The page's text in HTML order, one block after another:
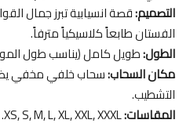
التصميم:قصة انسيابية تبرز جمال
الفستان طابعاً كلاسيكياً مترفاً.
الطول:طويل كامل (يناسب طول المودل
مكان السحاب:سحاب خلفي مخفي
التشطيب.
المقاسات: